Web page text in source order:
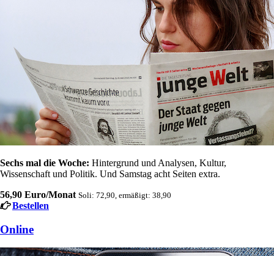
Sechs mal die Woche: Hintergrund und Analysen, Kultur,
Wissenschaft und Politik. Und Samstag acht Seiten extra.
56,90 Euro/Monat Soli: 72,90, ermäßigt: 38,90
Bestellen
Online